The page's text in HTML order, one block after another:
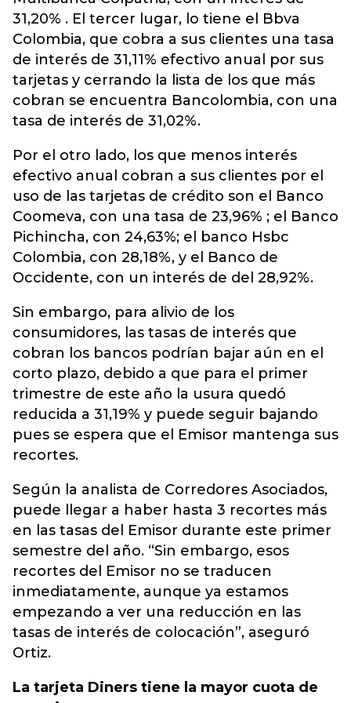
31,20% . El tercer lugar, lo tiene el Bbva
Colombia, que cobra a sus clientes una tasa
de interés de 31,11% efectivo anual por sus
tarjetas y cerrando la lista de los que más
cobran se encuentra Bancolombia, con una
tasa de interés de 31,02%.
Por el otro lado, los que menos interés
efectivo anual cobran a sus clientes por el
uso de las tarjetas de crédito son el Banco
Coomeva, con una tasa de 23,96% ; el Banco
Pichincha, con 24,63%; el banco Hsbc
Colombia, con 28,18%, y el Banco de
Occidente, con un interés de del 28,92%.
Sin embargo, para alivio de los
consumidores, las tasas de interés que
cobran los bancos podrían bajar aún en el
corto plazo, debido a que para el primer
trimestre de este año la usura quedó
reducida a 31,19% y puede seguir bajando
pues se espera que el Emisor mantenga sus
recortes.
Según la analista de Corredores Asociados,
puede llegar a haber hasta 3 recortes más
en las tasas del Emisor durante este primer
semestre del año. “Sin embargo, esos
recortes del Emisor no se traducen
inmediatamente, aunque ya estamos
empezando a ver una reducción en las
tasas de interés de colocación”, aseguró
Ortiz.
La tarjeta Diners tiene la mayor cuota de